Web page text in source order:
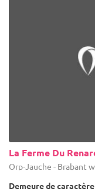
La Ferme Du
Orp-Jauche - Brabant
Demeure de